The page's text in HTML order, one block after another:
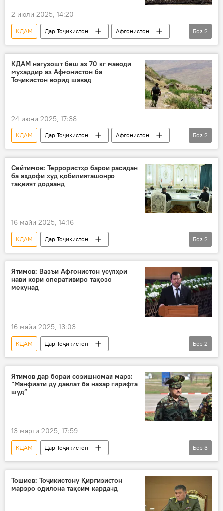
2 июли 2025, 14:20
КДАМ Дар Тоҷикистон
Афғонистон
маводи мухаддир
Амният ва мудофиа
Боз 2
КДАМ нагузошт беш аз 70 кг маводи
мухаддир аз Афғонистон ба
Тоҷикистон ворид шавад
24 июни 2025, 17:38
КДАМ Дар Тоҷикистон
Афғонистон
маводи мухаддир
Амният ва мудофиа
Боз 2
Сейтимов: Террористҳо барои расидан
ба аҳдофи худ қобилияташонро
тақвият додаанд
16 майи 2025, 14:16
КДАМ
Дар Тоҷикистон
Амният ва мудофиа
ИДМ маҷлис
Боз 2
Ятимов: Вазъи Афғонистон усулҳои
нави кори оперативиро тақозо
мекунад
16 майи 2025, 13:03
КДАМ
Дар Тоҷикистон
Саймумин Ятимов
Афғонистон
Амният ва мудофиа
Боз 2
Ятимов дар бораи созишномаи марз:
“Манфиати ду давлат ба назар гирифта
шуд”
13 марти 2025, 17:59
КДАМ
Дар Тоҷикистон
Саймумин Ятимов
Қирғизистон
созишнома
марз
Боз 3
Тошиев: Тоҷикистону Қирғизистон
марзро одилона тақсим карданд